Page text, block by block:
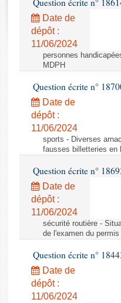
Rapports d'enquête
Rapports législatifs
Rapports sur l'application
Baromètre de l’application
Budget et sécurité sociale
Questions écrites et orales
Comptes rendus des
Question écrite n°
Date de
dépôt :
11/06/2024
personnes
MDPH
Question écrite n°
Date de
dépôt :
11/06/2024
sports - Diverses
fausses billetteries en
Question écrite n°
Date de
dépôt :
11/06/2024
sécurité routière -
de l'examen du
Question écrite n°
Date de
dépôt :
11/06/2024